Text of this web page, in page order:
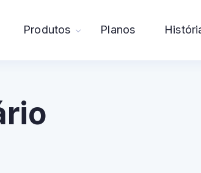
Produtos Planos